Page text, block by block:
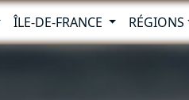
ÎLE-DE-FRANCE RÉGIONS